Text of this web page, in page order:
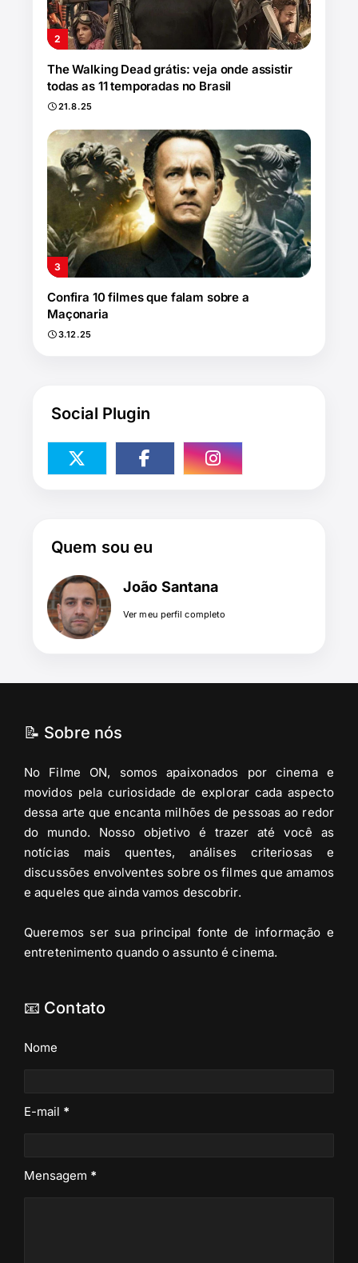
The Walking Dead grátis: veja onde assistir
todas as 11 temporadas no Brasil
21.8.25
Confira 10 filmes que falam sobre a
Maçonaria
3.12.25
Social Plugin
Quem sou eu
João Santana
Ver meu perfil completo
📝 Sobre nós
No Filme ON, somos apaixonados por cinema e
movidos pela curiosidade de explorar cada aspecto
dessa arte que encanta milhões de pessoas ao redor
do mundo. Nosso objetivo é trazer até você as
notícias mais quentes, análises criteriosas e
discussões envolventes sobre os filmes que amamos
e aqueles que ainda vamos descobrir.
Queremos ser sua principal fonte de informação e
entretenimento quando o assunto é cinema.
📧 Contato
Nome
E-mail *
Mensagem *